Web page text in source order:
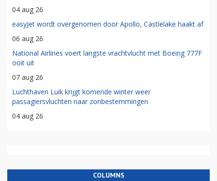
04 aug 26
easyJet wordt overgenomen door Apollo, Castlelake haakt af
06 aug 26
National Airlines voert langste vrachtvlucht met Boeing 777F
ooit uit
07 aug 26
Luchthaven Luik krijgt komende winter weer
passagiersvluchten naar zonbestemmingen
04 aug 26
COLUMNS